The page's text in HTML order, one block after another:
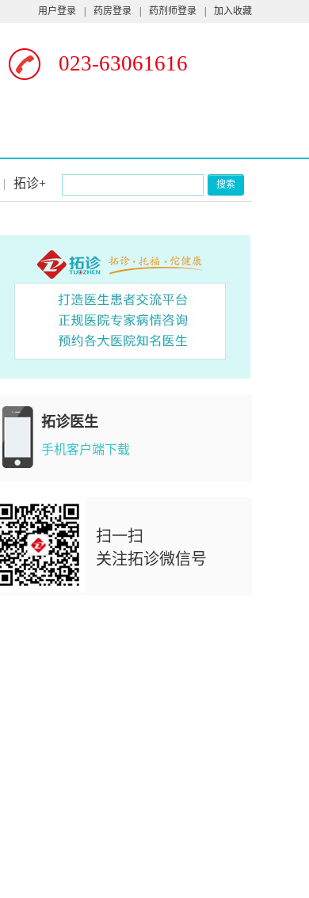
用户登录 药房登录 药剂师登录 加入收藏
023-63061616
| 拓诊+ 搜索
拓诊医生
手机客户端下载
扫一扫
关注拓诊微信号